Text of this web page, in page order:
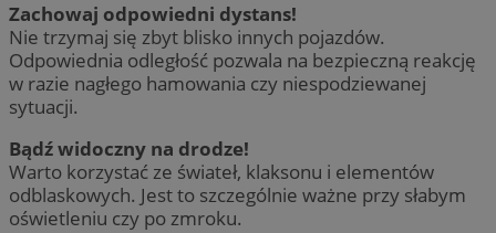
Zachowaj odpowiedni dystans!
Nie trzymaj się zbyt blisko innych pojazdów.
Odpowiednia odległość pozwala na bezpieczną reakcję
w razie nagłego hamowania czy niespodziewanej
sytuacji.
Bądź widoczny na drodze!
Warto korzystać ze świateł, klaksonu i elementów
odblaskowych. Jest to szczególnie ważne przy słabym
oświetleniu czy po zmroku.